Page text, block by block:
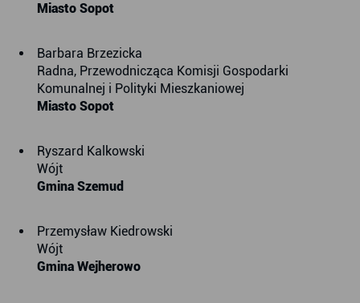
Miasto Sopot
Barbara Brzezicka
Radna, Przewodnicząca Komisji Gospodarki
Komunalnej i Polityki Mieszkaniowej
Miasto Sopot
Ryszard Kalkowski
Wójt
Gmina Szemud
Przemysław Kiedrowski
Wójt
Gmina Wejherowo